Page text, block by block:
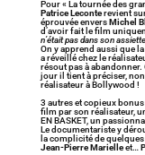
Pour « La tournée des
Patrice Leconterevient
éprouvée enversMichel
d’avoir fait le film
n’était pas dans son
On y apprend aussi que
a réveillé chez le
résout pas à abandonner.
jour il tient à préciser,
réalisateur à Bollywood !
3 autres et copieux
film par son réalisateur,
EN BASKET, un
Le documentariste y
la complicité de
Jean-Pierre Marielleet…